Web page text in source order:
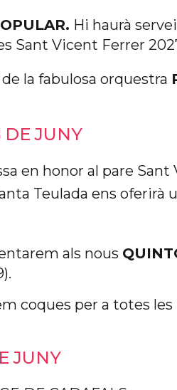
Hi haurà
Sant Vicent Ferrer
la fabulosa orquestra
JUNY
en honor al pare
Teulada ens oferirà
als nous
coques per a totes
JUNY